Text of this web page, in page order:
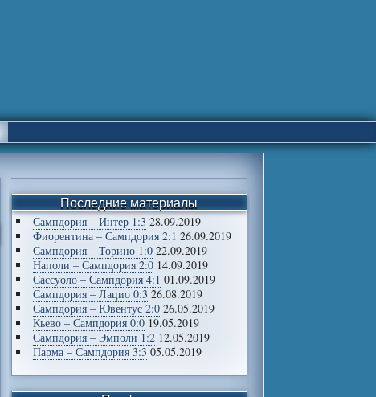
Последние материалы
Сампдория – Интер 1:3 28.09.2019
Фиорентина – Сампдория 2:1 26.09.2019
Сампдория – Торино 1:0 22.09.2019
Наполи – Сампдория 2:0 14.09.2019
Сассуоло – Сампдория 4:1 01.09.2019
Сампдория – Лацио 0:3 26.08.2019
Сампдория – Ювентус 2:0 26.05.2019
Кьево – Сампдория 0:0 19.05.2019
Сампдория – Эмполи 1:2 12.05.2019
Парма – Сампдория 3:3 05.05.2019